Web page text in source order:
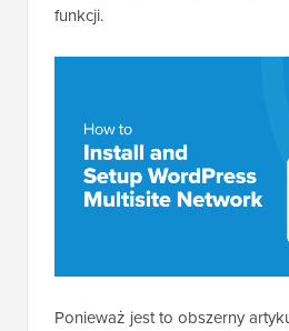
funkcji.
Ponieważ jest to obszerny